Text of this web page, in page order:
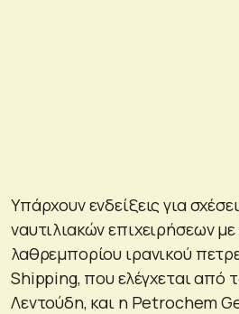
Υπάρχουν ενδείξεις για
ναυτιλιακών επιχειρήσεων
λαθρεμπορίου ιρανικού
Shipping, που ελέγχεται από
Λεντούδη, και η Petrochem